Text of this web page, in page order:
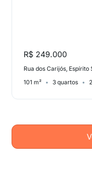
R$ 249.000
Rua dos Carijós, Espírito
101 m²
3 quartos